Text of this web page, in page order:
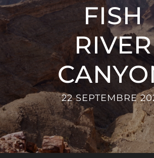
FISH
RIVER
22 SEPTEMBRE